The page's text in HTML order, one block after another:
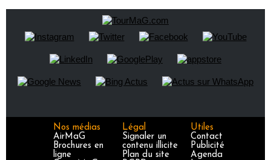
Nos médias
AirMaG
Brochures en
ligne
Légal
Signaler un
contenu illicite
Plan du site
Utiles
Contact
Publicité
Agenda